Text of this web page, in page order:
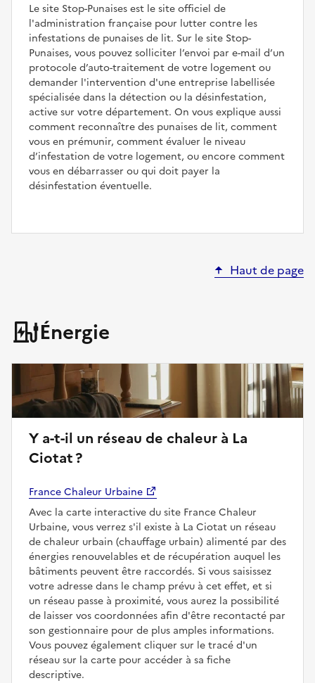
Le site Stop-Punaises est le site officiel de
l'administration française pour lutter contre les
infestations de punaises de lit. Sur le site Stop-
Punaises, vous pouvez solliciter l’envoi par e-mail d’un
protocole d’auto-traitement de votre logement ou
demander l'intervention d'une entreprise labellisée
spécialisée dans la détection ou la désinfestation,
active sur votre département. On vous explique aussi
comment reconnaître des punaises de lit, comment
vous en prémunir, comment évaluer le niveau
d’infestation de votre logement, ou encore comment
vous en débarrasser ou qui doit payer la
désinfestation éventuelle.
Haut de page
Énergie
Y a-t-il un réseau de chaleur à La
Ciotat ?
France Chaleur Urbaine
Avec la carte interactive du site France Chaleur
Urbaine, vous verrez s'il existe à La Ciotat un réseau
de chaleur urbain (chauffage urbain) alimenté par des
énergies renouvelables et de récupération auquel les
bâtiments peuvent être raccordés. Si vous saisissez
votre adresse dans le champ prévu à cet effet, et si
un réseau passe à proximité, vous aurez la possibilité
de laisser vos coordonnées afin d'être recontacté par
son gestionnaire pour de plus amples informations.
Vous pouvez également cliquer sur le tracé d'un
réseau sur la carte pour accéder à sa fiche
descriptive.